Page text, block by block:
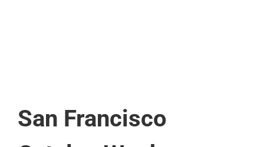
San Francisco